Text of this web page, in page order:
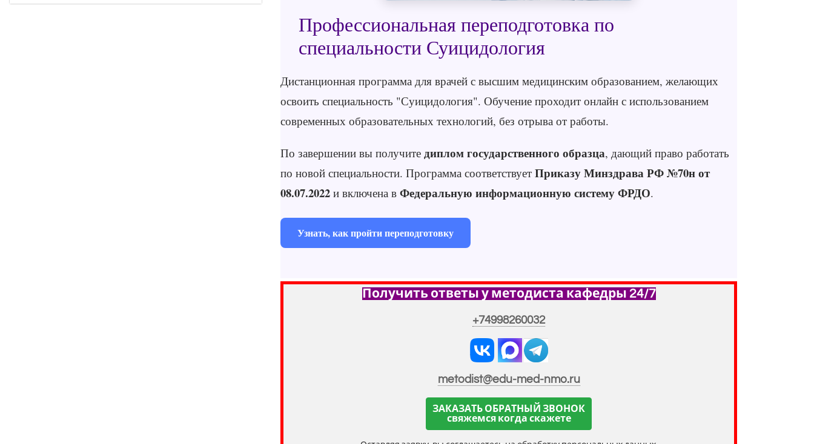
Профессиональная переподготовка по
специальности Суицидология
Дистанционная программа для врачей с высшим медицинским образованием, желающих
освоить специальность "Суицидология". Обучение проходит онлайн с использованием
современных образовательных технологий, без отрыва от работы.
По завершении вы получите диплом государственного образца, дающий право работать
по новой специальности. Программа соответствует Приказу Минздрава РФ №70н от
08.07.2022 и включена в Федеральную информационную систему ФРДО.
Узнать, как пройти переподготовку
Получить ответы у методиста кафедры 24/7
+74998260032
metodist@edu-med-nmo.ru
ЗАКАЗАТЬ ОБРАТНЫЙ ЗВОНОК
свяжемся когда скажете